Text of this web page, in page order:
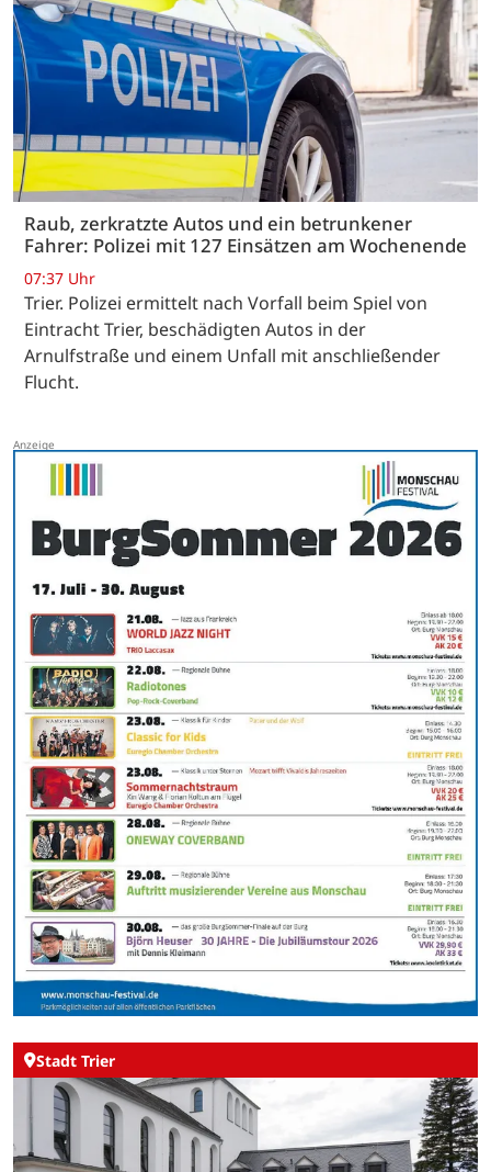
Raub, zerkratzte Autos und ein betrunkener
Fahrer: Polizei mit 127 Einsätzen am Wochenende
07:37 Uhr
Trier. Polizei ermittelt nach Vorfall beim Spiel von
Eintracht Trier, beschädigten Autos in der
Arnulfstraße und einem Unfall mit anschließender
Flucht.
Stadt Trier